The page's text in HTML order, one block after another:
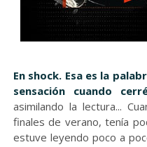
En shock. Esa es la
sensación cuando
asimilando la lectura...
finales de verano, tenía
estuve leyendo poco a